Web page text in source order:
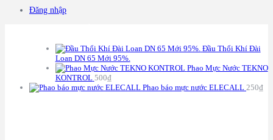
Đăng nhập
S
Đầu Thổi Khí Đài
Loan DN 65 Mới 95%.
Phao Mực Nước TEKNO
KONTROL 500₫
Phao báo mực nước ELECALL 250₫